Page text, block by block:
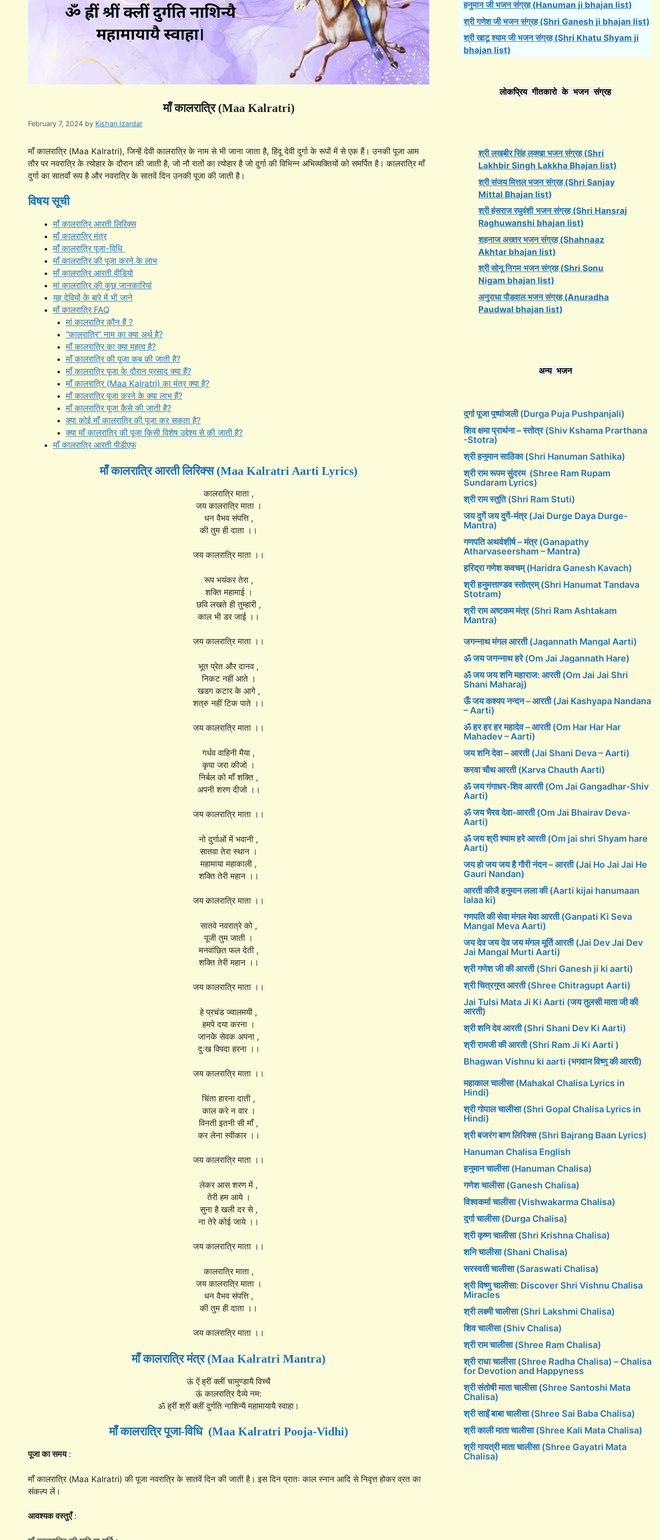
माँ कालरात्रि (Maa Kalratri)
February 7, 2024 by Kishan Izardar
माँ कालरात्रि (Maa Kalratri), जिन्हें देवी कालरात्रि के नाम से भी जाना जाता है, हिंदू देवी दुर्गा के रूपों में से एक हैं। उनकी पूजा आम
तौर पर नवरात्रि के त्योहार के दौरान की जाती है, जो नौ रातों का त्योहार है जो दुर्गा की विभिन्न अभिव्यक्तियों को समर्पित है। कालरात्रि माँ
दुर्गा का सातवाँ रूप है और नवरात्रि के सातवें दिन उनकी पूजा की जाती है।
विषय सूची
माँ कालरात्रि आरती लिरिक्स
माँ कालरात्रि मंत्र
माँ कालरात्रि पूजा-विधि
माँ कालरात्रि की पूजा करने के लाभ
माँ कालरात्रि आरती वीडियो
मां कालरात्रि की कुछ जानकारियां
यह देवियों के बारे में भी जाने
माँ कालरात्रि FAQ
मां कालरात्रि कौन हैं ?
“कालरात्रि” नाम का क्या अर्थ है?
माँ कालरात्रि का क्या महत्व है?
माँ कालरात्रि की पूजा कब की जाती है?
माँ कालरात्रि पूजा के दौरान प्रसाद क्या हैं?
माँ कालरात्रि (Maa Kalratri) का मंत्र क्या है?
माँ कालरात्रि पूजा करने के क्या लाभ हैं?
माँ कालरात्रि पूजा कैसे की जाती है?
क्या कोई माँ कालरात्रि की पूजा कर सकता है?
क्या माँ कालरात्रि की पूजा किसी विशेष उद्देश्य से की जाती है?
माँ कालरात्रि आरती पीडीएफ
माँ कालरात्रि आरती लिरिक्स (Maa Kalratri Aarti Lyrics)
कालरात्रि माता ,
जय कालरात्रि माता ।
धन वैभव संपत्ति ,
की तुम ही दाता ।।
जय कालरात्रि माता ।।
रूप भयंकर तेरा ,
शक्ति महामाई ।
छवि लखते ही तुम्हारी ,
काल भी डर जाई ।।
जय कालरात्रि माता ।।
भूत प्रेत और दानव ,
निकट नहीं आते ।
खडग कटार के आगे ,
शत्रु नहीं टिक पाते ।।
जय कालरात्रि माता ।।
गर्धव वाहिनी मैया ,
कृपा जरा कीजो ।
निर्बल को माँ शक्ति ,
अपनी शरण दीजो ।।
जय कालरात्रि माता ।।
नो दुर्गाओं में भवानी ,
सातवा तेरा स्थान ।
महामाया महाकाली ,
शक्ति तेरी महान ।।
जय कालरात्रि माता ।।
सातवे नवरात्रे को ,
पूजी तुम जाती ।
मनवांछित फल देती ,
शक्ति तेरी महान ।।
जय कालरात्रि माता ।।
हे प्रचंड ज्वालमयी ,
हमपे दया करना ।
जानके सेवक अपना ,
दुःख विपदा हरना ।।
जय कालरात्रि माता ।।
चिंता हारना दाती ,
काल करे न वार ।
विनती इतनी सी माँ ,
कर लेना स्वीकार ।।
जय कालरात्रि माता ।।
लेकर आस शरण में ,
तेरी हम आये ।
सुना है खली दर से ,
ना तेरे कोई जाये ।।
जय कालरात्रि माता ।।
कालरात्रि माता ,
जय कालरात्रि माता ।
धन वैभव संपत्ति ,
की तुम ही दाता ।।
जय कालरात्रि माता ।।
माँ कालरात्रि मंत्र (Maa Kalratri Mantra)
ऊं ऐं ह्रीं क्लीं चामुण्डायै विच्चै
ऊं कालरात्रि दैव्ये नम:
ॐ ह्रीं श्रीं क्लीं दुर्गति नाशिन्यै महामायायै स्वाहा।
माँ कालरात्रि पूजा-विधि (Maa Kalratri Pooja-Vidhi)
पूजा का समय:
माँ कालरात्रि (Maa Kalratri) की पूजा नवरात्रि के सातवें दिन की जाती है। इस दिन प्रातः काल स्नान आदि से निवृत्त होकर व्रत का
संकल्प लें।
आवश्यक वस्तुएँ:
हनुमान जी भजन संग्रह (Hanuman ji bhajan list)
श्री गणेश जी भजन संग्रह (Shri Ganesh ji bhajan list)
श्री खाटू श्याम जी भजन संग्रह (Shri Khatu Shyam ji
bhajan list)
लोकप्रिय गीतकारो के भजन संग्रह
श्री लखबीर सिंह लक्खा भजन संग्रह (Shri
Lakhbir Singh Lakkha Bhajan list)
श्री संजय मित्तल भजन संग्रह (Shri Sanjay
Mittal Bhajan list)
श्री हंसराज रघुवंशी भजन संग्रह (Shri Hansraj
Raghuwanshi bhajan list)
शहनाज अख्तर भजन संग्रह (Shahnaaz
Akhtar bhajan list)
श्री सोनू निगम भजन संग्रह (Shri Sonu
Nigam bhajan list)
अनुराधा पौडवाल भजन संग्रह (Anuradha
Paudwal bhajan list)
अन्य भजन
दुर्गा पूजा पुष्पांजली (Durga Puja Pushpanjali)
शिव क्षमा प्रार्थना – स्तोत्र (Shiv Kshama Prarthana
-Stotra)
श्री हनुमान साठिका (Shri Hanuman Sathika)
श्री राम रूपम सुंदरम (Shree Ram Rupam
Sundaram Lyrics)
श्री राम स्तुति (Shri Ram Stuti)
जय दुर्गे जय दुर्गे-मंत्र (Jai Durge Daya Durge-
Mantra)
गणपति अथर्वशीर्ष – मंत्र (Ganapathy
Atharvaseersham – Mantra)
हरिद्रा गणेश कवचम् (Haridra Ganesh Kavach)
श्री हनुमत्ताण्डव स्तोत्रम् (Shri Hanumat Tandava
Stotram)
श्री राम अष्टकम मंत्र (Shri Ram Ashtakam
Mantra)
जगन्नाथ मंगल आरती (Jagannath Mangal Aarti)
ॐ जय जगन्नाथ हरे (Om Jai Jagannath Hare)
ॐ जय जय शनि महाराज: आरती (Om Jai Jai Shri
Shani Maharaj)
ऊँ जय कश्यप नन्दन – आरती (Jai Kashyapa Nandana
– Aarti)
ॐ हर हर हर महादेव – आरती (Om Har Har Har
Mahadev – Aarti)
जय शनि देवा – आरती (Jai Shani Deva – Aarti)
करवा चौथ आरती (Karva Chauth Aarti)
ॐ जय गंगाधर-शिव आरती (Om Jai Gangadhar-Shiv
Aarti)
ॐ जय भैरव देवा-आरती (Om Jai Bhairav Deva-
Aarti)
ॐ जय श्री श्याम हरे आरती (Om jai shri Shyam hare
Aarti)
जय हो जय जय है गौरी नंदन – आरती (Jai Ho Jai Jai He
Gauri Nandan)
आरती कीजै हनुमान लला की (Aarti kijai hanumaan
lalaa ki)
गणपति की सेवा मंगल मेवा आरती (Ganpati Ki Seva
Mangal Meva Aarti)
जय देव जय देव जय मंगल मूर्ति आरती (Jai Dev Jai Dev
Jai Mangal Murti Aarti)
श्री गणेश जी की आरती (Shri Ganesh ji ki aarti)
श्री चित्रगुप्त आरती (Shree Chitragupt Aarti)
Jai Tulsi Mata Ji Ki Aarti (जय तुलसी माता जी की
आरती)
श्री शनि देव आरती (Shri Shani Dev Ki Aarti)
श्री रामजी की आरती (Shri Ram Ji Ki Aarti )
Bhagwan Vishnu ki aarti (भगवान विष्णु की आरती)
महाकाल चालीसा (Mahakal Chalisa Lyrics in
Hindi)
श्री गोपाल चालीसा (Shri Gopal Chalisa Lyrics in
Hindi)
श्री बजरंग बाण लिरिक्स (Shri Bajrang Baan Lyrics)
Hanuman Chalisa English
हनुमान चालीसा (Hanuman Chalisa)
गणेश चालीसा (Ganesh Chalisa)
विश्वकर्मा चालीसा (Vishwakarma Chalisa)
दुर्गा चालीसा (Durga Chalisa)
श्री कृष्ण चालीसा (Shri Krishna Chalisa)
शनि चालीसा (Shani Chalisa)
सरस्वती चालीसा (Saraswati Chalisa)
श्री विष्णु चालीसा: Discover Shri Vishnu Chalisa
Miracles
श्री लक्ष्मी चालीसा (Shri Lakshmi Chalisa)
शिव चालीसा (Shiv Chalisa)
श्री राम चालीसा (Shree Ram Chalisa)
श्री राधा चालीसा (Shree Radha Chalisa) – Chalisa
for Devotion and Happyness
श्री संतोषी माता चालीसा (Shree Santoshi Mata
Chalisa)
श्री साईं बाबा चालीसा (Shree Sai Baba Chalisa)
श्री काली माता चालीसा (Shree Kali Mata Chalisa)
श्री गायत्री माता चालीसा (Shree Gayatri Mata
Chalisa)